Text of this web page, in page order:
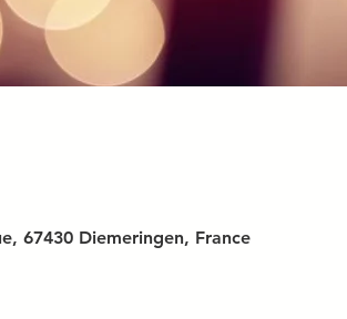
67430 Diemeringen, France